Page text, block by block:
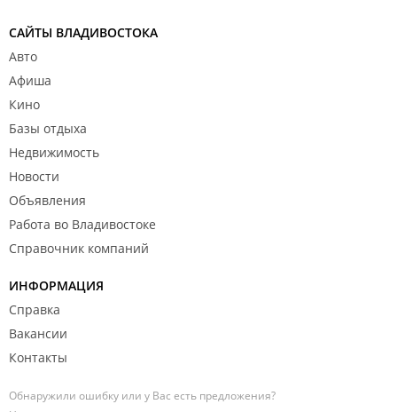
САЙТЫ ВЛАДИВОСТОКА
Авто
Афиша
Кино
Базы отдыха
Недвижимость
Новости
Объявления
Работа во Владивостоке
Справочник компаний
ИНФОРМАЦИЯ
Справка
Вакансии
Контакты
Обнаружили ошибку или у Вас есть предложения?